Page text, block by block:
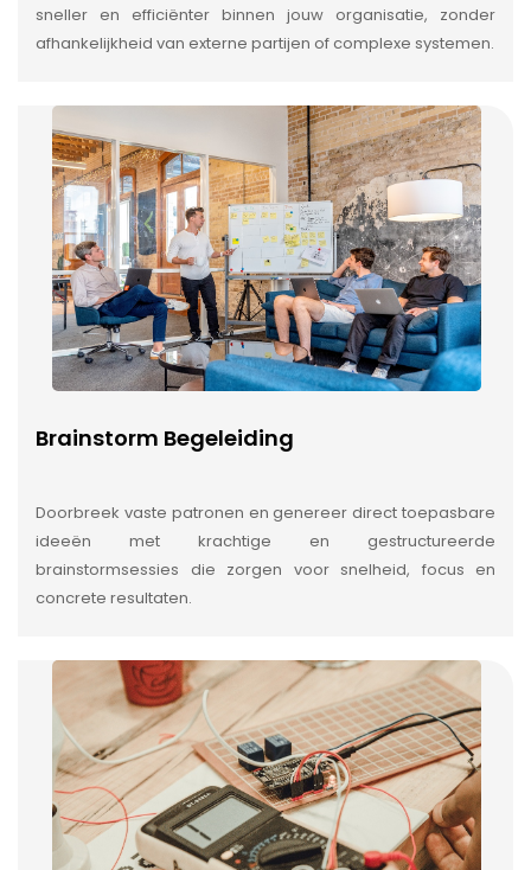
sneller en efficiënter binnen jouw organisatie, zonder
afhankelijkheid van externe partijen of complexe systemen.
Brainstorm Begeleiding
Doorbreek vaste patronen en genereer direct toepasbare
ideeën met krachtige en gestructureerde
brainstormsessies die zorgen voor snelheid, focus en
concrete resultaten.